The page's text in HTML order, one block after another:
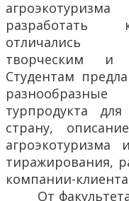
разработать
отличались
творческим и
Студентам
разнообразные
турпродукта
страну,
агроэкотуризма
тиражирования,
компании-
От